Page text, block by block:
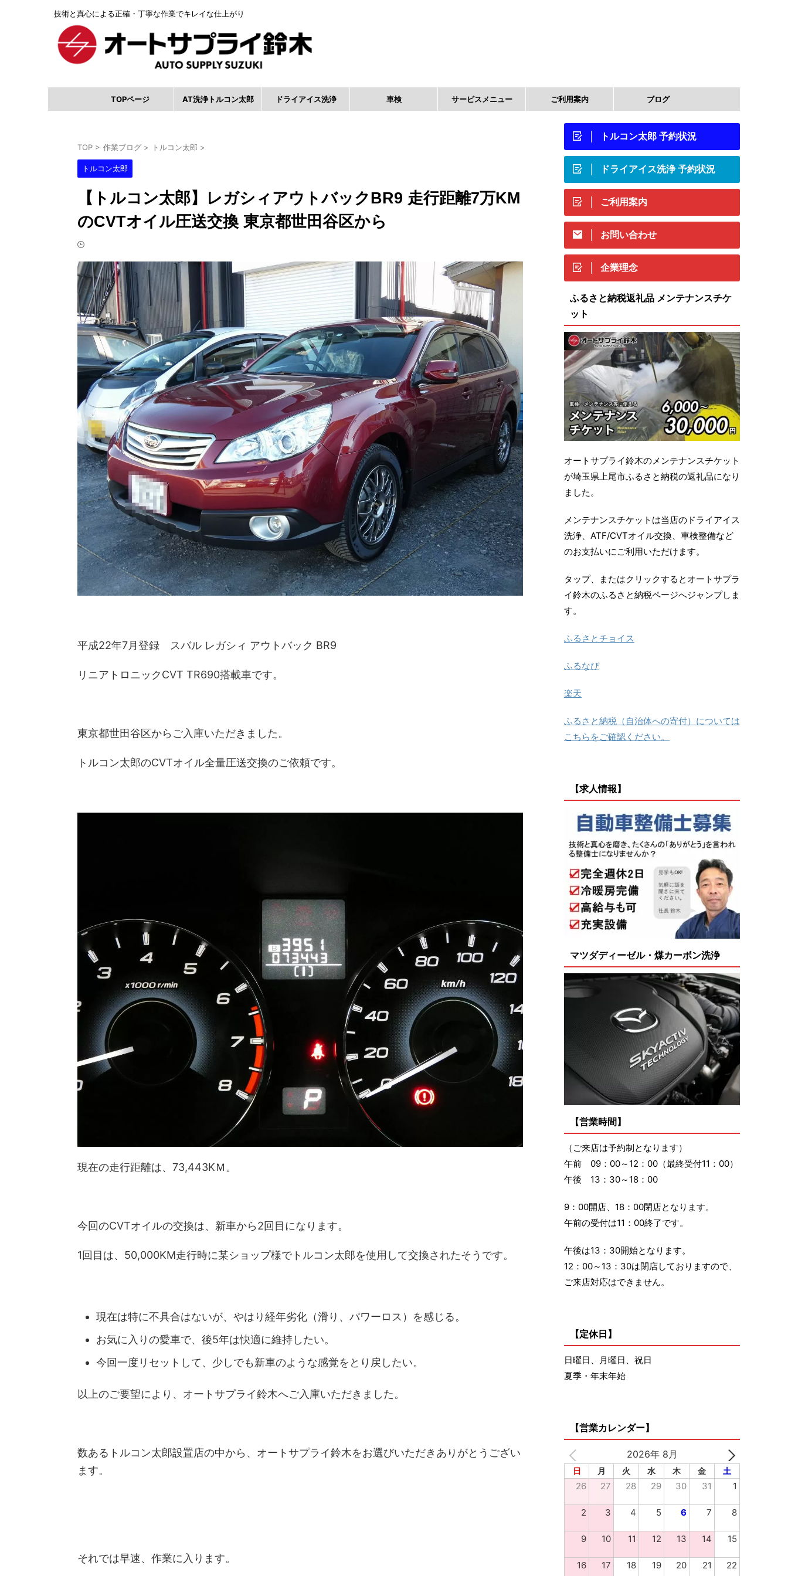
技術と真心による正確・丁寧な作業でキレイな仕上がり
TOPページ AT洗浄トルコン太郎 ドライアイス洗浄 車検 サービスメニュー ご利用案内 ブログ
TOP > 作業ブログ > トルコン太郎 >
トルコン太郎
【トルコン太郎】レガシィアウトバックBR9 走行距離7万KM
のCVTオイル圧送交換 東京都世田谷区から
平成22年7月登録 スバル レガシィ アウトバック BR9
リニアトロニックCVT TR690搭載車です。
東京都世田谷区からご入庫いただきました。
トルコン太郎のCVTオイル全量圧送交換のご依頼です。
現在の走行距離は、73,443KＭ。
今回のCVTオイルの交換は、新車から2回目になります。
1回目は、50,000KM走行時に某ショップ様でトルコン太郎を使用して交換されたそうです。
現在は特に不具合はないが、やはり経年劣化（滑り、パワーロス）を感じる。
お気に入りの愛車で、後5年は快適に維持したい。
今回一度リセットして、少しでも新車のような感覚をとり戻したい。
以上のご要望により、オートサプライ鈴木へご入庫いただきました。
数あるトルコン太郎設置店の中から、オートサプライ鈴木をお選びいただきありがとうござい
ます。
それでは早速、作業に入ります。
トルコン太郎 予約状況
ドライアイス洗浄 予約状況
ご利用案内
お問い合わせ
企業理念
ふるさと納税返礼品 メンテナンスチケ
ット
オートサプライ鈴木のメンテナンスチケット
が埼玉県上尾市ふるさと納税の返礼品になり
ました。
メンテナンスチケットは当店のドライアイス
洗浄、ATF/CVTオイル交換、車検整備など
のお支払いにご利用いただけます。
タップ、またはクリックするとオートサプラ
イ鈴木のふるさと納税ページへジャンプしま
す。
ふるさとチョイス
ふるなび
楽天
ふるさと納税（自治体への寄付）については
こちらをご確認ください。
【求人情報】
マツダディーゼル・煤カーボン洗浄
【営業時間】
（ご来店は予約制となります）
午前 09：00～12：00（最終受付11：00）
午後 13：30～18：00
9：00開店、18：00閉店となります。
午前の受付は11：00終了です。
午後は13：30開始となります。
12：00～13：30は閉店しておりますので、
ご来店対応はできません。
【定休日】
日曜日、月曜日、祝日
夏季・年末年始
【営業カレンダー】
2026年 8月
日 月 火 水 木 金 土
26 27 28 29 30 31 1
2 3 4 5 6 7 8
9 10 11 12 13 14 15
16 17 18 19 20 21 22